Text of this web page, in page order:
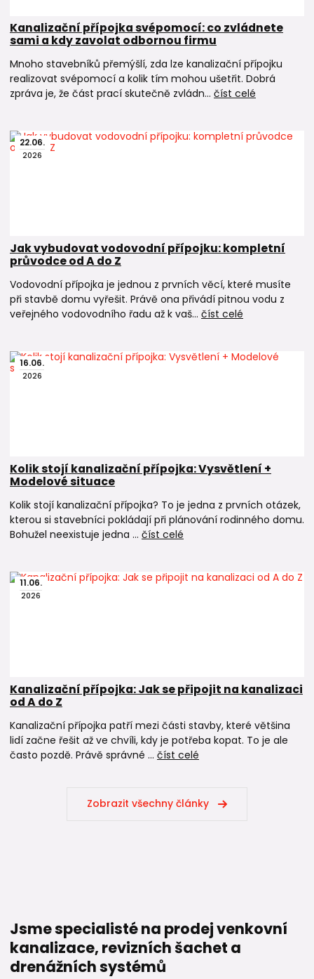
Kanalizační přípojka svépomocí: co zvládnete
sami a kdy zavolat odbornou firmu
Mnoho stavebníků přemýšlí, zda lze kanalizační přípojku
realizovat svépomocí a kolik tím mohou ušetřit. Dobrá
zpráva je, že část prací skutečně zvládn... číst celé
22.06.
2026
Jak vybudovat vodovodní přípojku: kompletní
průvodce od A do Z
Vodovodní přípojka je jednou z prvních věcí, které musíte
při stavbě domu vyřešit. Právě ona přivádí pitnou vodu z
veřejného vodovodního řadu až k vaš... číst celé
16.06.
2026
Kolik stojí kanalizační přípojka: Vysvětlení +
Modelové situace
Kolik stojí kanalizační přípojka? To je jedna z prvních otázek,
kterou si stavebníci pokládají při plánování rodinného domu.
Bohužel neexistuje jedna ... číst celé
11.06.
2026
Kanalizační přípojka: Jak se připojit na kanalizaci
od A do Z
Kanalizační přípojka patří mezi části stavby, které většina
lidí začne řešit až ve chvíli, kdy je potřeba kopat. To je ale
často pozdě. Právě správné ... číst celé
Zobrazit všechny články
Jsme specialisté na prodej venkovní
kanalizace, revizních šachet a
drenážních systémů